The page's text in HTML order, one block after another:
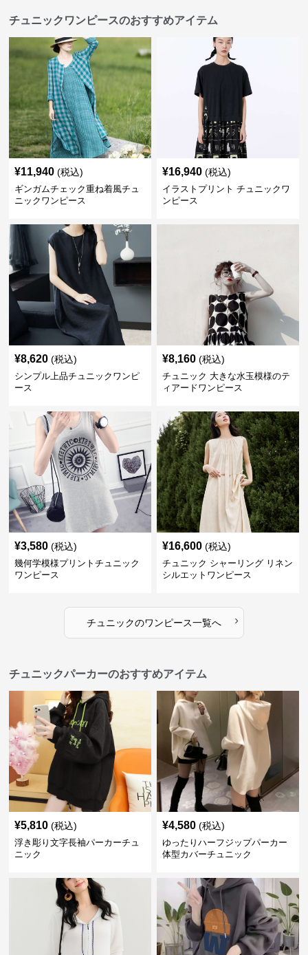
チュニックワンピースのおすすめアイテム
¥11,940 (税込)
ギンガムチェック重ね着風チュ
ニックワンピース
¥16,940 (税込)
イラストプリント チュニックワ
ンピース
¥8,620 (税込)
シンプル上品チュニックワンピ
ース
¥8,160 (税込)
チュニック 大きな水玉模様のテ
ィアードワンピース
¥3,580 (税込)
幾何学模様プリントチュニック
ワンピース
¥16,600 (税込)
チュニック シャーリング リネン
シルエットワンピース
チュニックのワンピース一覧へ ›
チュニックパーカーのおすすめアイテム
¥5,810 (税込)
浮き彫り文字長袖パーカーチュ
ニック
¥4,580 (税込)
ゆったりハーフジップパーカー
体型カバーチュニック